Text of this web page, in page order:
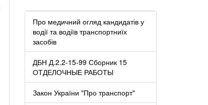
Про медичний огляд кандидатів у
водії та водіїв транспортниїх
засобів
ДБН Д.2.2-15-99 Сборник 15
ОТДЕЛОЧНЫЕ РАБОТЫ
Закон України "Про транспорт"